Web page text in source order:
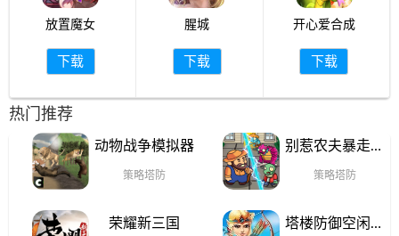
放置魔女
下载
腥城
下载
开心爱合成
下载
热门推荐
动物战争模拟器
策略塔防
别惹农夫暴走戴
策略塔防
荣耀新三国
塔楼防御空闲冲